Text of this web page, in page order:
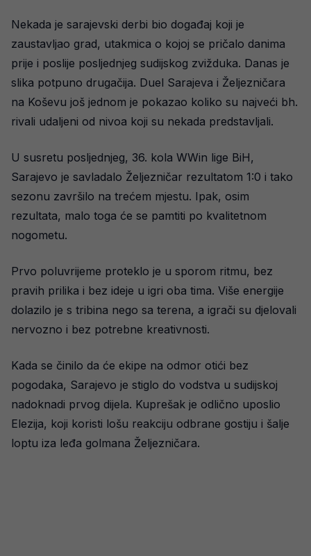
Nekada je sarajevski derbi bio događaj koji je
zaustavljao grad, utakmica o kojoj se pričalo danima
prije i poslije posljednjeg sudijskog zvižduka. Danas je
slika potpuno drugačija. Duel Sarajeva i Željezničara
na Koševu još jednom je pokazao koliko su najveći bh.
rivali udaljeni od nivoa koji su nekada predstavljali.
U susretu posljednjeg, 36. kola WWin lige BiH,
Sarajevo je savladalo Željezničar rezultatom 1:0 i tako
sezonu završilo na trećem mjestu. Ipak, osim
rezultata, malo toga će se pamtiti po kvalitetnom
nogometu.
Prvo poluvrijeme proteklo je u sporom ritmu, bez
pravih prilika i bez ideje u igri oba tima. Više energije
dolazilo je s tribina nego sa terena, a igrači su djelovali
nervozno i bez potrebne kreativnosti.
Kada se činilo da će ekipe na odmor otići bez
pogodaka, Sarajevo je stiglo do vodstva u sudijskoj
nadoknadi prvog dijela. Kuprešak je odlično uposlio
Elezija, koji koristi lošu reakciju odbrane gostiju i šalje
loptu iza leđa golmana Željezničara.